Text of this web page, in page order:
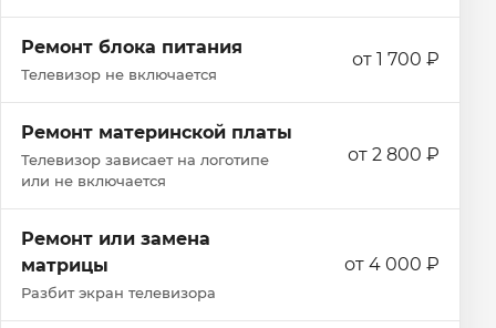
Ремонт блока питания
Телевизор не включается
от 1 700 ₽
Ремонт материнской платы
Телевизор зависает на логотипе
или не включается
от 2 800 ₽
Ремонт или замена
матрицы
Разбит экран телевизора
от 4 000 ₽